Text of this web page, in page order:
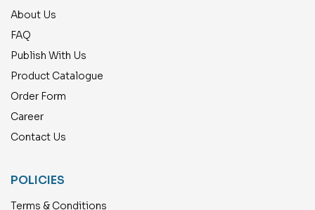
About Us
FAQ
Publish With Us
Product Catalogue
Order Form
Career
Contact Us
POLICIES
Terms & Conditions